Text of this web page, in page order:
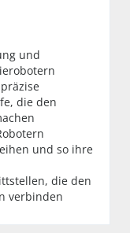
und
die den
und so ihre
die den
verbinden